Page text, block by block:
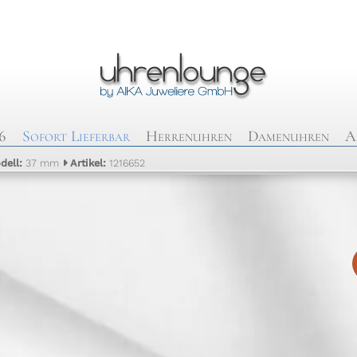
Sofort Lieferbar Herrenuhren Damenuhren
37 mm Artikel:1216652